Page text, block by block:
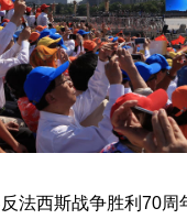
法西斯战争胜利70周